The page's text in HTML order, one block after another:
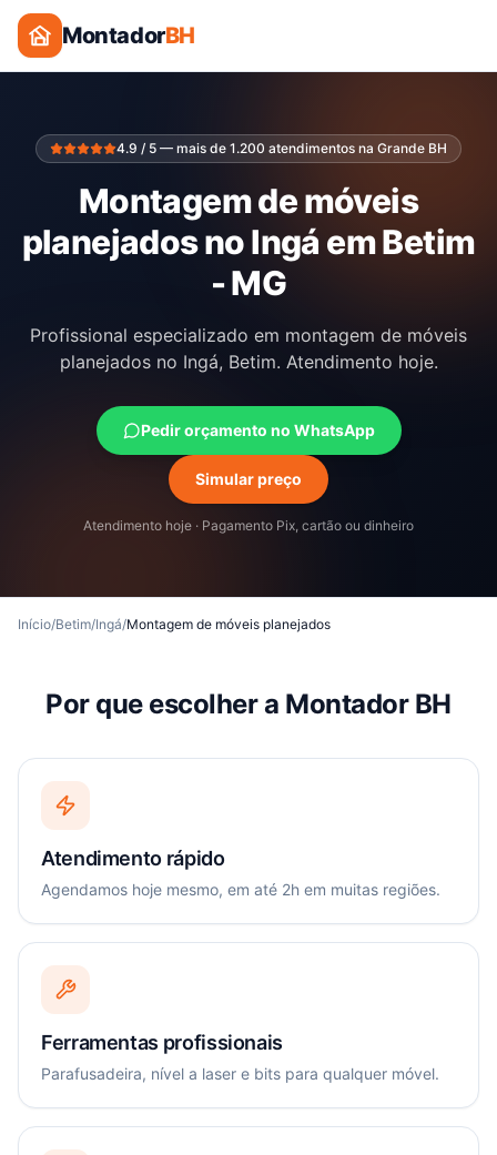
MontadorBH
4.9 / 5 — mais de 1.200 atendimentos na Grande BH
Montagem de móveis
planejados no Ingá em Betim
- MG
Profissional especializado em montagem de móveis
planejados no Ingá, Betim. Atendimento hoje.
Pedir orçamento no WhatsApp
Simular preço
Atendimento hoje · Pagamento Pix, cartão ou dinheiro
Início/Betim/Ingá/Montagem de móveis planejados
Por que escolher a Montador BH
Atendimento rápido
Agendamos hoje mesmo, em até 2h em muitas regiões.
Ferramentas profissionais
Parafusadeira, nível a laser e bits para qualquer móvel.